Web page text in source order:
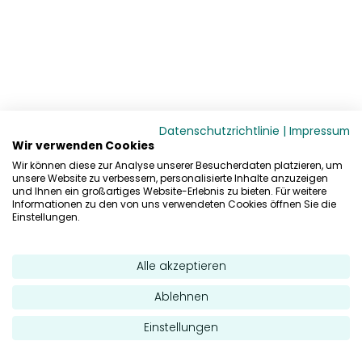
Datenschutzrichtlinie | Impressum
Wir verwenden Cookies
Wir können diese zur Analyse unserer Besucherdaten platzieren, um
unsere Website zu verbessern, personalisierte Inhalte anzuzeigen
und Ihnen ein großartiges Website-Erlebnis zu bieten. Für weitere
Informationen zu den von uns verwendeten Cookies öffnen Sie die
Einstellungen.
Alle akzeptieren
Ablehnen
Einstellungen